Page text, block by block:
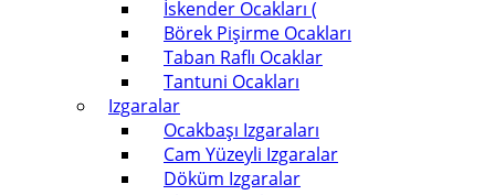
İskender Ocakları (
Börek Pişirme Ocakları
Taban Raflı Ocaklar
Tantuni Ocakları
Izgaralar
Ocakbaşı Izgaraları
Cam Yüzeyli Izgaralar
Döküm Izgaralar